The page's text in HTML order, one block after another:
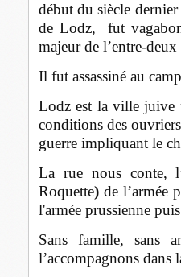
début du siècle
de Lodz, fut
majeur de l’entre-
Il fut assassiné au
Lodz est la ville juive
conditions des
guerre impliquant le
La rue nous conte,
Roquette) de l’armée
l'armée prussienne
Sans famille, sans
l’accompagnons dans